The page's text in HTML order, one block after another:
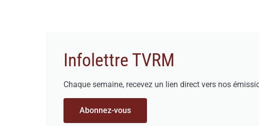
Infolettre TVRM
Chaque semaine, recevez un lien direct vers nos
Abonnez-vous